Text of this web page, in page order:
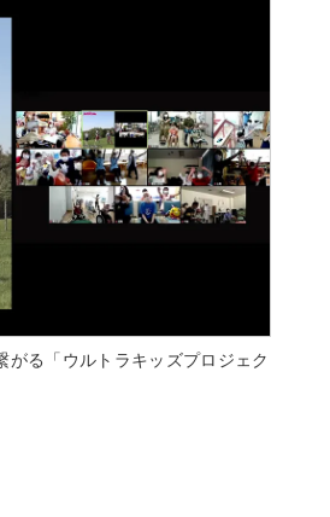
る「ウルトラキッズプロジェク